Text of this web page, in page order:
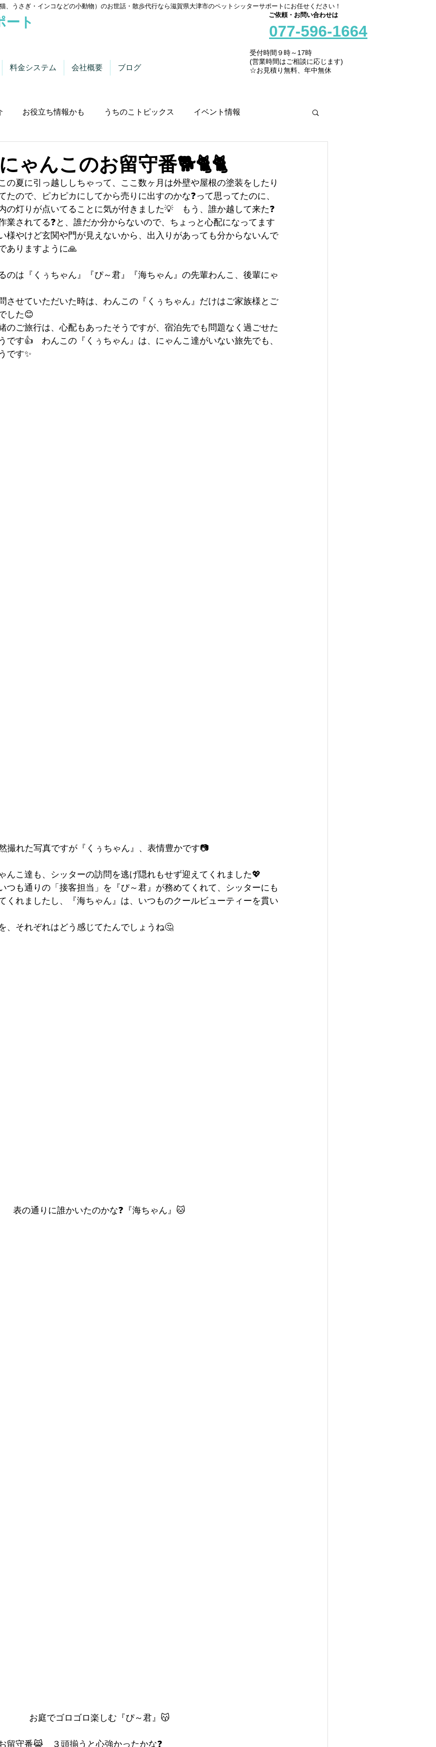
、うさぎ・インコなどの小動物）のお世話・散歩代行なら滋賀県大津市のペットシッターサポートにお任せください！
ート
料金システム 会社概要 ブログ
ご依頼・お問い合わせは
077-596-1664
受付時間９時～17時
(営業時間はご相談に応じます)
☆お見積り無料、年中無休
お役立ち情報かも うちのこトピックス イベント情報
ゃんこのお留守番🐕🐈🐈
の夏に引っ越ししちゃって、ここ数ヶ月は外壁や屋根の塗装をしたり
たので、ピカピカにしてから売りに出すのかな❓って思ってたのに、
の灯りが点いてることに気が付きました💡　もう、誰か越して来た❓
業されてる❓と、誰だか分からないので、ちょっと心配になってます
様やけど玄関や門が見えないから、出入りがあっても分からないんで
ありますように🙏
のは『くぅちゃん』『ぴ～君』『海ちゃん』の先輩わんこ、後輩にゃ
させていただいた時は、わんこの『くぅちゃん』だけはご家族様とご
した😊
のご旅行は、心配もあったそうですが、宿泊先でも問題なく過ごせた
です👍　わんこの『くぅちゃん』は、にゃんこ達がいない旅先でも、
です✨
撮れた写真ですが『くぅちゃん』、表情豊かです📷
んこ達も、シッターの訪問を逃げ隠れもせず迎えてくれました💖
つも通りの「接客担当」を『ぴ～君』が務めてくれて、シッターにも
くれましたし、『海ちゃん』は、いつものクールビューティーを貫い
、それぞれはどう感じてたんでしょうね🤔
表の通りに誰かいたのかな❓『海ちゃん』🐱
お庭でゴロゴロ楽しむ『ぴ～君』😽
留守番😹　３頭揃うと心強かったかな❓